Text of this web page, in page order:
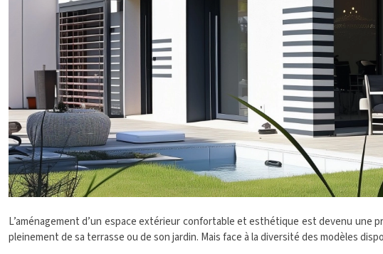
L’aménagement d’un espace extérieur confortable et esthétique est devenu une
pleinement de sa terrasse ou de son jardin. Mais face à la diversité des modèles